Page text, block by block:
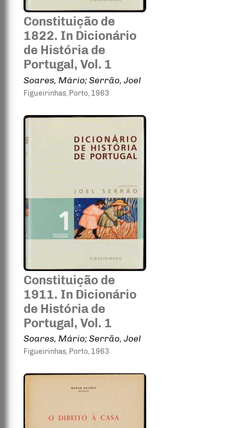
Constituição de
1822. In Dicionário
de História de
Portugal, Vol. 1
Soares, Mário; Serrão, Joel
Figueirinhas, Porto, 1963
Constituição de
1911. In Dicionário
de História de
Portugal, Vol. 1
Soares, Mário; Serrão, Joel
Figueirinhas, Porto, 1963